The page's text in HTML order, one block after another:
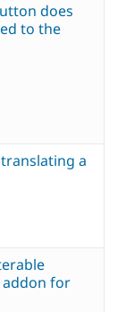
does
to the
a
addon for